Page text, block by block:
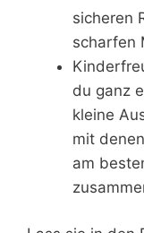
sicheren
scharfen
du ganz
kleine
mit
am